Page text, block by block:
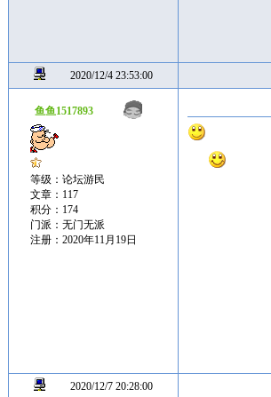
2020/12/4 23:53:00
鱼鱼1517893
等级：论坛游民
文章：117
积分：174
门派：无门无派
注册：2020年11月19日
2020/12/7 20:28:00